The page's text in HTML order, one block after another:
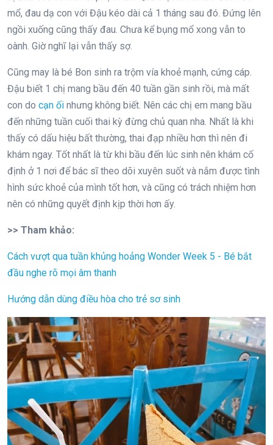
mổ, đau dạ con với Đậu kéo dài cả 1 tháng sau đó. Đứng lên
ngồi xuống cũng thấy đau. Chưa kể bụng mổ xong vẫn to
oành. Giờ nghĩ lại vẫn thấy sợ.
Cũng may là bé Bon sinh ra trộm vía khoẻ mạnh, cứng cáp.
Đậu biết 1 chị mang bầu đến 40 tuần gần sinh rồi, mà mất
con do cạn ối nhưng không biết. Nên các chị em mang bầu
đến những tuần cuối thai kỳ đừng chủ quan nha. Nhất là khi
thấy có dấu hiệu bất thường, thai đạp nhiều hơn thì nên đi
khám ngay. Tốt nhất là từ khi bầu đến lúc sinh nên khám cố
định ở 1 nơi để bác sĩ theo dõi xuyên suốt và nắm được tình
hình sức khoẻ của mình tốt hơn, và cũng có trách nhiệm hơn
nên có những quyết định kịp thời hơn ấy.
>> Tham khảo:
Cách vượt qua tuần khủng hoảng Wonder Week 5 - Bé bắt
đầu nghe rõ mọi âm thanh
Hướng dẫn dùng điều hòa cho trẻ sơ sinh